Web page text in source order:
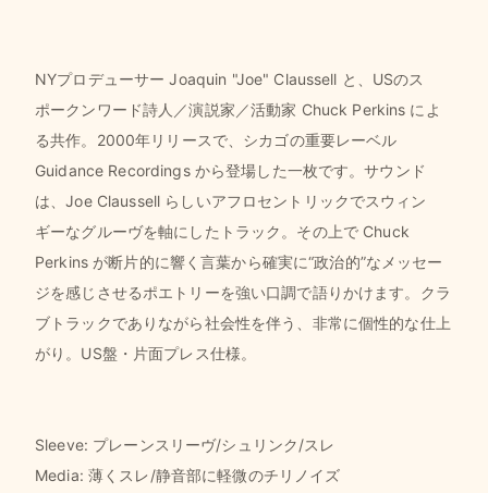
NYプロデューサー Joaquin "Joe" Claussell と、USのス
ポークンワード詩人／演説家／活動家 Chuck Perkins によ
る共作。2000年リリースで、シカゴの重要レーベル
Guidance Recordings から登場した一枚です。サウンド
は、Joe Claussell らしいアフロセントリックでスウィン
ギーなグルーヴを軸にしたトラック。その上で Chuck
Perkins が断片的に響く言葉から確実に“政治的”なメッセー
ジを感じさせるポエトリーを強い口調で語りかけます。クラ
ブトラックでありながら社会性を伴う、非常に個性的な仕上
がり。US盤・片面プレス仕様。
Sleeve: プレーンスリーヴ/シュリンク/スレ
Media: 薄くスレ/静音部に軽微のチリノイズ